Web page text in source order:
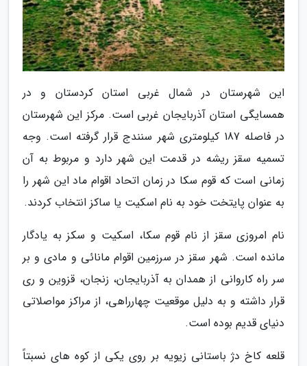
این شهرستان در شمال غربی استان کردستان و در
همسایگی استان آذربایجان غربی است. مرکز این شهرستان
در فاصله 187 کیلومتری شهر سنندج قرار گرفته است. وجه
تسمیه سقز ریشه در قدمت این شهر دارد و مربوط به آن
زمانی است که قوم سکا در زمان اتحاد اقوام ماد این شهر را
به عنوان پایتخت خود به نام اسکیت یا ساکز انتخاب کردند.
نام امروزی سقز از نام قوم سکا، اسکیت و سکز به یادگار
مانده است. شهر سقز در سرزمین اقوام مانائی و مادی و بر
سر راه کاروانی از همدان به آذربایجان، زنجان، قزوین و ری
قرار داشته و به دلیل موقعیت چهارراهی، از مراکز مواصلاتی
دنیای قدیم بوده است.
قلعه کاخ دژ باستانی زیویه بر روی یکی از کوه های نسبتاً